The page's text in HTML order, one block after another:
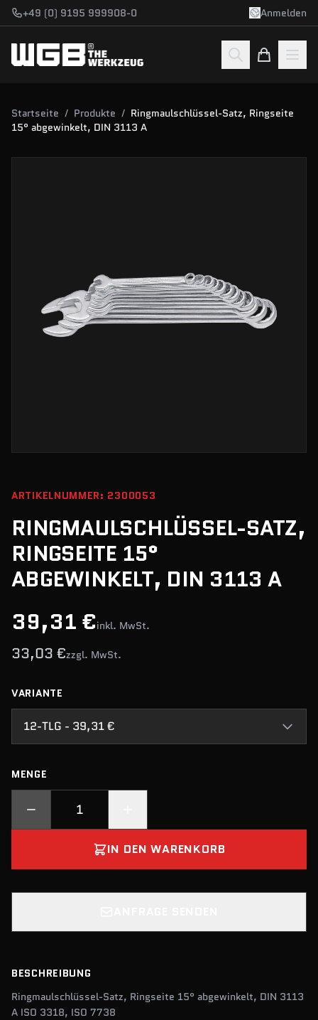
Zum Hauptinhalt springen
+49 (0) 9195 999908-0 Anmelden
Startseite / Produkte / Ringmaulschlüssel-Satz, Ringseite
15° abgewinkelt, DIN 3113 A
ARTIKELNUMMER: 2300053
RINGMAULSCHLÜSSEL-SATZ,
RINGSEITE 15°
ABGEWINKELT, DIN 3113 A
39,31 €inkl. MwSt.
33,03 €zzgl. MwSt.
VARIANTE
12-TLG - 39,31 €
MENGE
IN DEN WARENKORB
BESCHREIBUNG
Ringmaulschlüssel-Satz, Ringseite 15° abgewinkelt, DIN 3113
A ISO 3318, ISO 7738